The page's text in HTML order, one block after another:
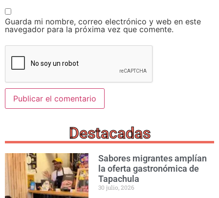
Guarda mi nombre, correo electrónico y web en este
navegador para la próxima vez que comente.
Destacadas
Sabores migrantes amplían
la oferta gastronómica de
Tapachula
30 julio, 2026